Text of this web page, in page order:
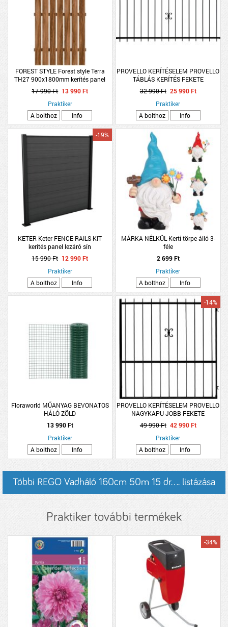
FOREST STYLE Forest style Terra
TH27 900x1800mm kerítés panel
17 990 Ft 13 990 Ft
Praktiker
A bolthoz
Info
PROVELLO KERÍTÉSELEM PROVELLO
TÁBLÁS KERÍTÉS FEKETE
2000X1500X30 MM
32 990 Ft 25 990 Ft
Praktiker
A bolthoz
Info
KETER Keter FENCE RAILS-KIT
kerítés panel lezáró sín
173,6x2,5x2,5cm
-19%
15 990 Ft 12 990 Ft
Praktiker
A bolthoz
Info
MÁRKA NÉLKÜL Kerti törpe álló 3-
féle
2 699 Ft
Praktiker
A bolthoz
Info
Floraworld MŰANYAG BEVONATOS
HÁLÓ ZÖLD
13 990 Ft
Praktiker
A bolthoz
Info
PROVELLO KERÍTÉSELEM PROVELLO
NAGYKAPU JOBB FEKETE
1500X1500X30MM
-14%
49 990 Ft 42 990 Ft
Praktiker
A bolthoz
Info
Többi REGO Vadháló 160cm 50m 15 dr.... listázása
Praktiker további termékek
-34%